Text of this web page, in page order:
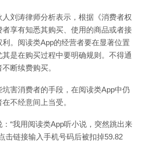
刘涛律师分析表示，根据《消费者权
享有知悉其购买、使用的商品或者接
。阅读类App的经营者要在显著位置
是在购买过程中要明确规则。不得通
断续费购买。
害消费者的手段，在阅读类App中仍
不经意间上当受。
“我用阅读类App听小说，突然跳出来
击链接输入手机号码后被扣掉59.82